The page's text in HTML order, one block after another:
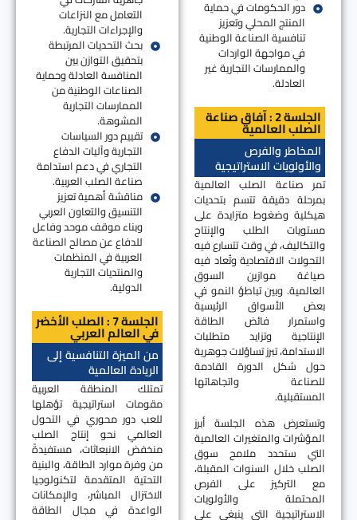
دور الحكومات في حماية
المنتج المحلي وتعزيز
تنافسية الصناعة الوطنية
في مواجهة الواردات
والممارسات التجارية غير
العادلة.
الجلسة 2 : آفاق صناعة
الصلب العالمية
المخاطر والفرص
والأولويات الاستراتيجية
تمر صناعة الصلب العالمية
بمرحلة دقيقة تتسم بتحديات
هيكلية وضغوط متزايدة على
مستويات الطلب والإنتاج
والتكاليف، في وقت تتسارع فيه
التحولات الاقتصادية وتُعاد فيه
صياغة موازين السوق
العالمية. وبين تباطؤ النمو في
بعض الأسواق الرئيسية
واستمرار فائض الطاقة
الإنتاجية وتزايد متطلبات
الاستدامة، تبرز تساؤلات جوهرية
حول شكل الدورة القادمة
للصناعة واتجاهاتها
المستقبلية.
وتستعرض هذه الجلسة أبرز
المؤشرات والمتغيرات العالمية
التي ستحدد ملامح سوق
الصلب خلال السنوات المقبلة،
مع التركيز على الفرص
المحتملة والأولويات
الاستراتيجية التي ينبغي على
التعامل مع النزاعات
والإجراءات التجارية.
بحث التحديات المرتبطة
بتحقيق التوازن بين
المنافسة العادلة وحماية
الصناعات الوطنية من
الممارسات التجارية
المشوهة.
تقييم دور السياسات
التجارية وآليات الدفاع
التجاري في دعم استدامة
صناعة الصلب العربية.
مناقشة أهمية تعزيز
التنسيق والتعاون العربي
وبناء موقف موحد وفاعل
للدفاع عن مصالح الصناعة
العربية في المنظمات
والمنتديات التجارية
الدولية.
الجلسة 7 : الصلب الأخضر
في العالم العربي
من الميزة التنافسية إلى
الريادة العالمية
تمتلك المنطقة العربية
مقومات استراتيجية تؤهلها
للعب دور محوري في التحول
العالمي نحو إنتاج الصلب
منخفض الانبعاثات، مستفيدةً
من وفرة موارد الطاقة، والبنية
التحتية المتقدمة لتكنولوجيا
الاختزال المباشر، والإمكانات
الواعدة في مجال الطاقة